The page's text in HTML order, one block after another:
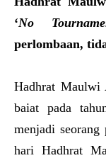
‘No
perlombaan,
Hadhrat Maulwi
baiat pada
menjadi
hari Hadhrat